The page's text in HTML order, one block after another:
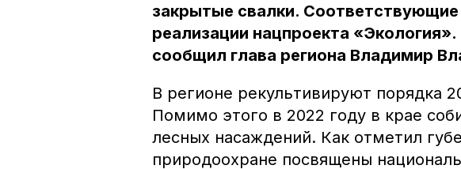
закрытые свалки.
реализации нацпроекта
сообщил глава региона Владимир
В регионе рекультивируют порядка
Помимо этого в 2022 году в крае
лесных насаждений. Как отметил
природоохране посвящены